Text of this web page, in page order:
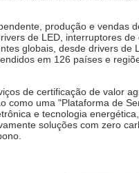
produção e vendas
de LED, interruptores
globais, desde drivers de
em 126 países e
de certificação de valor
como uma "Plataforma de
e tecnologia
soluções com zero